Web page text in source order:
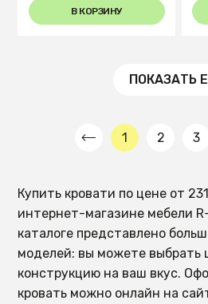
В КОРЗИНУ
ПОКАЗАТЬ
1 2 3
Купить кровати по цене от
интернет-магазине мебели
каталоге представлено
моделей: вы можете выбрать
конструкцию на ваш вкус.
кровать можно онлайн на